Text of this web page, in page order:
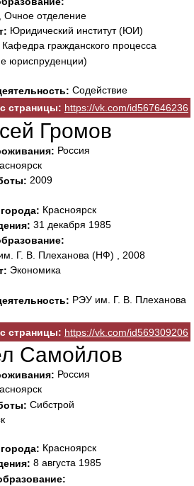
отделение
Юридический институт (ЮИ)
Кафедра гражданского процесса
юриспруденции)
Содействие
страницы: https://vk.com/id567646236
Громов
Россия
2009
Красноярск
31 декабря 1985
Г. В. Плеханова (НФ) , 2008
Экономика
РЭУ им. Г. В. Плеханова
страницы: https://vk.com/id569309206
Самойлов
Россия
Сибстрой
Красноярск
8 августа 1985